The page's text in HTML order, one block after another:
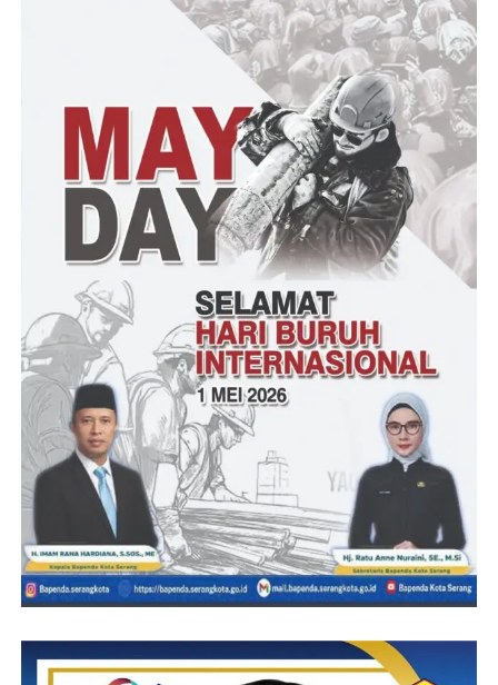
mari kita berdayakan membayar pajak bumi dan bangunan
karena kita sebagai warga negara yang baik demi menunjang
kelancaran pembangunan masyarakat Kota Serang
Samsuri dalam perbincangan dengan Awak Media Klik Viral
menyatakan bahwa Pelaksanaan musrembang Kelurahan Serang
usulan dari masyarakat dari tahun sebelumnya bukan berarti
tidak di tindak lanjuti tapi karena anggaran terbatas sehingga
beberapa usulan tidak di akomodir, di ikuti para RW, tokoh
agama, dan tokoh masyarakat serta pihak yang berkepentingan
hal yang di tekankan di musrembang kelurahan serang ini adalah
usulan usulan tahun sebelumnya antaranya drinase dan paving
blok ungkapnya
Pembangunan tersebut juga berjalan bukan hanya bukan
program dari pemerintah dari Dinas PUPR Provinsi Banten juga
ikut andil
Program yang di prioritaskan penanganan banjir karena itu yang
di tuntut oleh masyarakat, upaya dari kelurahan itu sendiri kita
adakan gotong royong untuk normalisasi imbuhnya
program yang berkaitan dengan peningkatan SDM dan
kesehatan masyarakat sementara belum sempat dibahas tapi